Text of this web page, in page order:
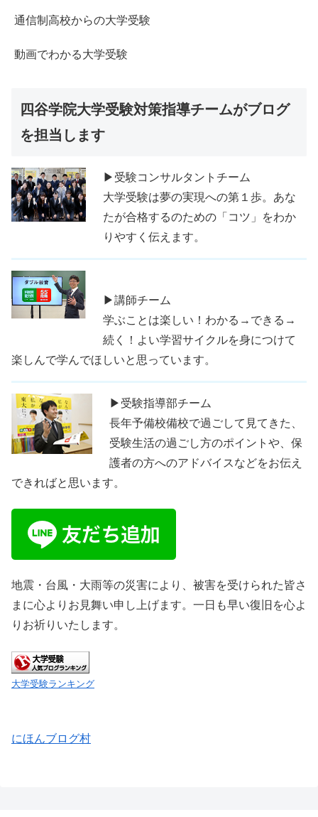
通信制高校からの大学受験
動画でわかる大学受験
四谷学院大学受験対策指導チームがブログ
を担当します
▶受験コンサルタントチーム
大学受験は夢の実現への第１歩。あな
たが合格するのための「コツ」をわか
りやすく伝えます。
▶講師チーム
学ぶことは楽しい！わかる→できる→
続く！よい学習サイクルを身につけて
楽しんで学んでほしいと思っています。
▶受験指導部チーム
長年予備校備校で過ごして見てきた、
受験生活の過ごし方のポイントや、保
護者の方へのアドバイスなどをお伝え
できればと思います。
地震・台風・大雨等の災害により、被害を受けられた皆さ
まに心よりお見舞い申し上げます。一日も早い復旧を心よ
りお祈りいたします。
大学受験ランキング
にほんブログ村